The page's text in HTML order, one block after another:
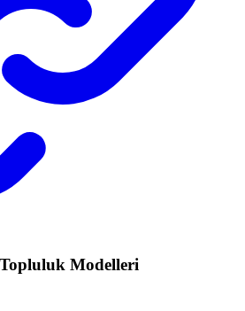
Modelleri